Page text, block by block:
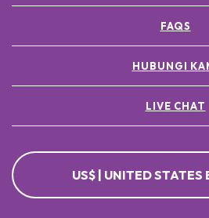
FAQS
HUBUNGI
LIVE CHAT
US$ | UNITED STATES